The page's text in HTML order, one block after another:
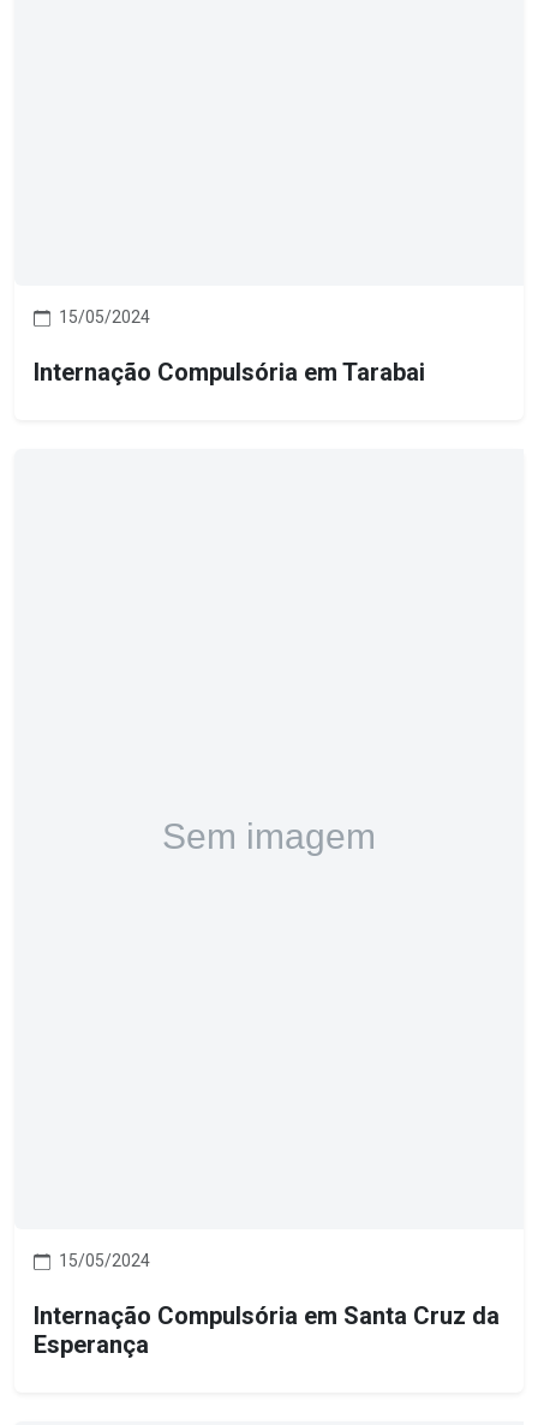
15/05/2024
Internação Compulsória em Tarabai
15/05/2024
Internação Compulsória em Santa Cruz da
Esperança